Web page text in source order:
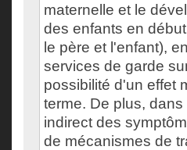
maternelle et le
des enfants en
le père et l'enfant),
services de garde
possibilité d'un effet
terme. De plus,
indirect des
de mécanismes de